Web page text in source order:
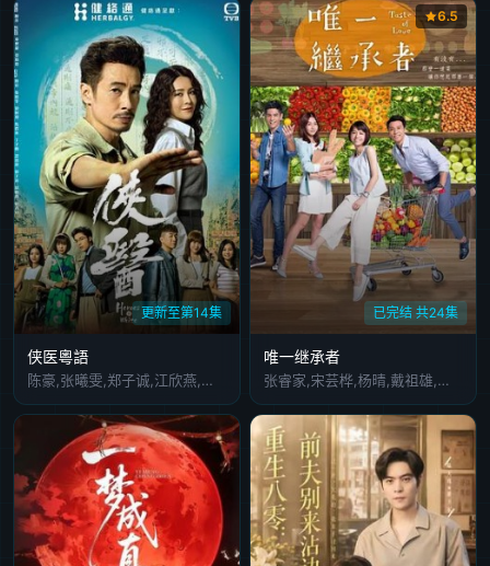
更新至第14集
侠医粵語
陈豪,张曦雯,郑子诚,江欣燕,丁子朗,冯皓扬,谭凯琪,刘佩玥,陈嘉辉,黎燕珊,郭柏妍,马贯东,卢宛茵,张武孝,林映辉,程可为,林溥来,黄婧灵,林家乐,钟翠诗,陈力行,蔡伟韬,林夕童,罗皓谊,黄键丰,刘俊亨,苏丽明,冯子亮,卢映彤,叶进康
已完结 共24集
6.5
唯一继承者
张睿家,宋芸桦,杨晴,戴祖雄,余妮